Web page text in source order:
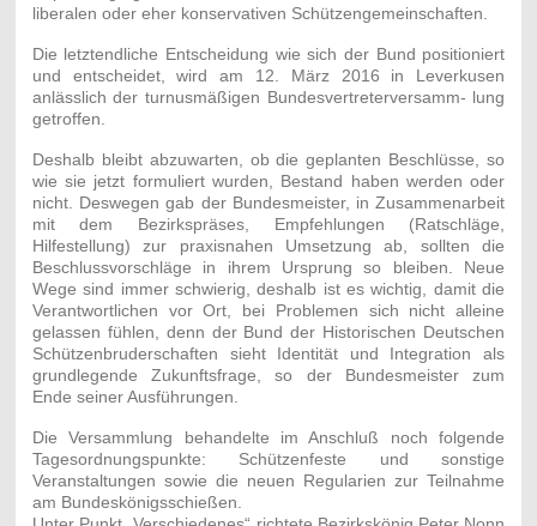
liberalen oder eher konservativen Schützengemeinschaften.
Die letztendliche Entscheidung wie sich der Bund positioniert
und entscheidet, wird am 12. März 2016 in Leverkusen
anlässlich der turnusmäßigen Bundesvertreterversamm- lung
getroffen.
Deshalb bleibt abzuwarten, ob die geplanten Beschlüsse, so
wie sie jetzt formuliert wurden, Bestand haben werden oder
nicht. Deswegen gab der Bundesmeister, in Zusammenarbeit
mit dem Bezirkspräses, Empfehlungen (Ratschläge,
Hilfestellung) zur praxisnahen Umsetzung ab, sollten die
Beschlussvorschläge in ihrem Ursprung so bleiben. Neue
Wege sind immer schwierig, deshalb ist es wichtig, damit die
Verantwortlichen vor Ort, bei Problemen sich nicht alleine
gelassen fühlen, denn der Bund der Historischen Deutschen
Schützenbruderschaften sieht Identität und Integration als
grundlegende Zukunftsfrage, so der Bundesmeister zum
Ende seiner Ausführungen.
Die Versammlung behandelte im Anschluß noch folgende
Tagesordnungspunkte: Schützenfeste und sonstige
Veranstaltungen sowie die neuen Regularien zur Teilnahme
am Bundeskönigsschießen.